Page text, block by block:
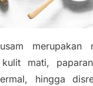
merupakan
mati,
hingga